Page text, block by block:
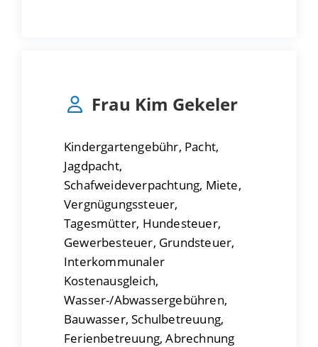
Frau Kim Gekeler
Kindergartengebühr, Pacht,
Jagdpacht,
Schafweideverpachtung, Miete,
Vergnügungssteuer,
Tagesmütter, Hundesteuer,
Gewerbesteuer, Grundsteuer,
Interkommunaler
Kostenausgleich,
Wasser-/Abwassergebühren,
Bauwasser, Schulbetreuung,
Ferienbetreuung, Abrechnung